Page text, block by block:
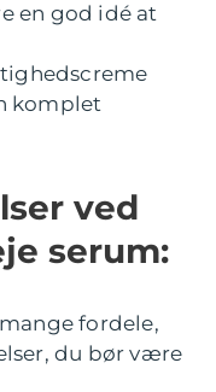
en god idé at
komplet
ved
serum:
fordele,
du bør være